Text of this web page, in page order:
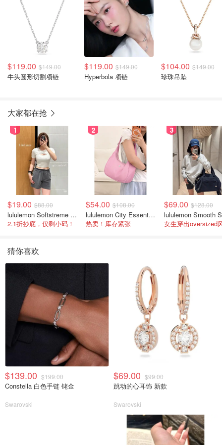
$119.00 $149.00
牛头圆形切割项链
$119.00 $149.00
Hyperbola 项链
$104.00 $149.00
珍珠吊坠
大家都在抢
1
$19.00 $88.00
lululemon Softstreme 女士高腰短裤 10cm
2.1折抄底，仅剩小码！
2
$54.00 $108.00
lululemon City Essentials 肩背包 4L
热卖！库存紧张
3
$69.00 $128.00
女生穿出oversized
猜你喜欢
$139.00 $199.00
Constella 白色手链 铑金
Swarovski
$69.00 $99.00
跳动的心耳饰 新款
Swarovski